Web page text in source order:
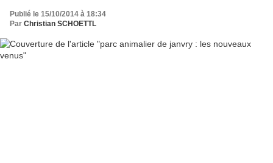
Publié le 15/10/2014 à 18:34
Par Christian SCHOETTL